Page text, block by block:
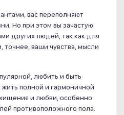
вас переполняют
Но при этом вы зачастую
других людей, так как для
точнее, ваши чувства, мысли
любить и быть
полной и гармоничной
и любви, особенно
противоположного пола.